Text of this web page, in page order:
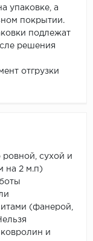
упаковке, а
покрытии.
подлежат
решения
отгрузки
сухой и
на 2 м.п)
(фанерой,
и